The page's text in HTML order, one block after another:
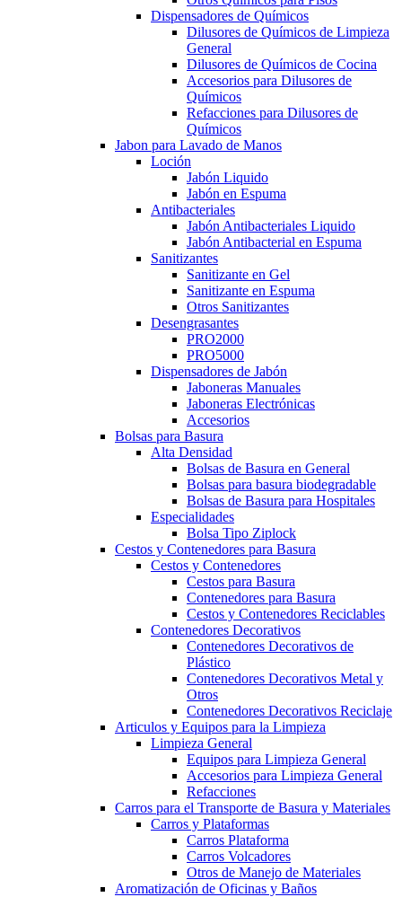
Dispensadores de Químicos
Dilusores de Químicos de Limpieza
General
Dilusores de Químicos de Cocina
Accesorios para Dilusores de
Químicos
Refacciones para Dilusores de
Químicos
Jabon para Lavado de Manos
Loción
Jabón Liquido
Jabón en Espuma
Antibacteriales
Jabón Antibacteriales Liquido
Jabón Antibacterial en Espuma
Sanitizantes
Sanitizante en Gel
Sanitizante en Espuma
Otros Sanitizantes
Desengrasantes
PRO2000
PRO5000
Dispensadores de Jabón
Jaboneras Manuales
Jaboneras Electrónicas
Accesorios
Bolsas para Basura
Alta Densidad
Bolsas de Basura en General
Bolsas para basura biodegradable
Bolsas de Basura para Hospitales
Especialidades
Bolsa Tipo Ziplock
Cestos y Contenedores para Basura
Cestos y Contenedores
Cestos para Basura
Contenedores para Basura
Cestos y Contenedores Reciclables
Contenedores Decorativos
Contenedores Decorativos de
Plástico
Contenedores Decorativos Metal y
Otros
Contenedores Decorativos Reciclaje
Articulos y Equipos para la Limpieza
Limpieza General
Equipos para Limpieza General
Accesorios para Limpieza General
Refacciones
Carros para el Transporte de Basura y Materiales
Carros y Plataformas
Carros Plataforma
Carros Volcadores
Otros de Manejo de Materiales
Aromatización de Oficinas y Baños